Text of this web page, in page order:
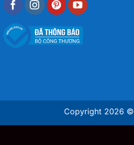
Copyright 2026 ©